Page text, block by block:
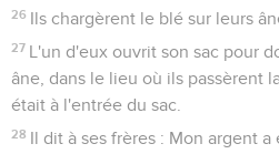
26 Ils chargèrent le blé sur leurs
27 L'un d'eux ouvrit son sac pour
âne, dans le lieu où ils passèrent
était à l'entrée du sac.
28 Il dit à ses frères : Mon argent